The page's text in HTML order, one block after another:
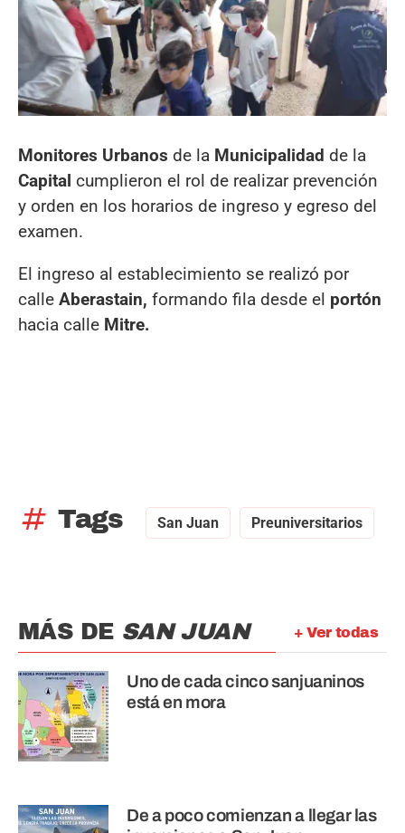
Monitores Urbanos de la Municipalidad de la
Capital cumplieron el rol de realizar prevención
y orden en los horarios de ingreso y egreso del
examen.
El ingreso al establecimiento se realizó por
calle Aberastain, formando fila desde el portón
hacia calle Mitre.
tag Tags San Juan Preuniversitarios
+ Ver todas
MÁS DE SAN JUAN
Uno de cada cinco sanjuaninos
está en mora
De a poco comienzan a llegar las